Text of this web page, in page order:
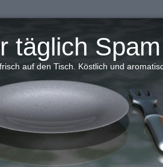
täglich Spam
auf den Tisch. Köstlich und